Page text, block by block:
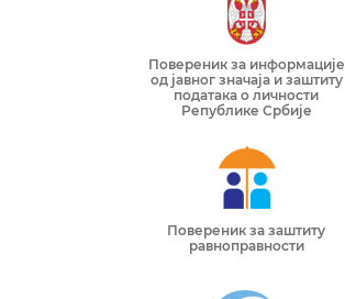
Повереник за информације
од јавног значаја и заштиту
података о личности
Републике Србије
Повереник за заштиту
равноправности